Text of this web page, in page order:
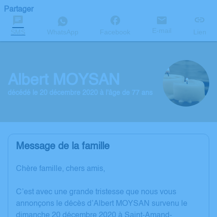
Partager
SMS WhatsApp Facebook E-mail Lien
Albert MOYSAN
décédé le 20 décembre 2020 à l'âge de 77 ans
Message de la famille
Chère famille, chers amis,
C’est avec une grande tristesse que nous vous
annonçons le décès d’Albert MOYSAN survenu le